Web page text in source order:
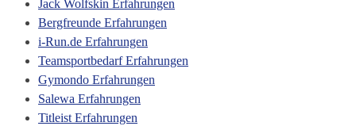
Jack Wolfskin Erfahrungen
Bergfreunde Erfahrungen
i-Run.de Erfahrungen
Teamsportbedarf Erfahrungen
Gymondo Erfahrungen
Salewa Erfahrungen
Titleist Erfahrungen